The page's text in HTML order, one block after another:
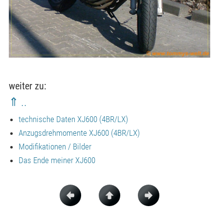
weiter zu:
⇑ ..
technische Daten XJ600 (4BR/LX)
Anzugsdrehmomente XJ600 (4BR/LX)
Modifikationen / Bilder
Das Ende meiner XJ600